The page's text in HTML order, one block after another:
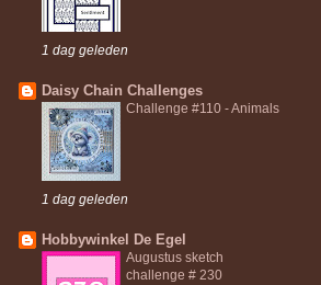
1 dag geleden
Daisy Chain Challenges
Challenge #110 - Animals
1 dag geleden
Hobbywinkel De Egel
Augustus sketch
challenge # 230